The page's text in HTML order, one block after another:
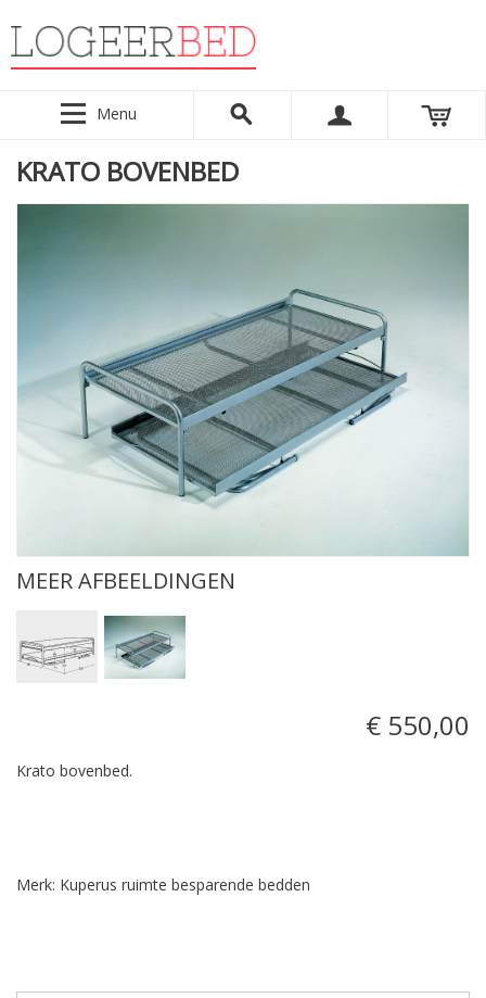
Menu
KRATO BOVENBED
MEER AFBEELDINGEN
€ 550,00
Krato bovenbed.
Merk: Kuperus ruimte besparende bedden